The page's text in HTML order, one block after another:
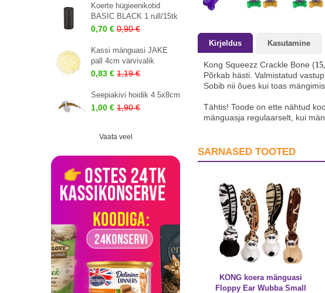
Koerte hügieenikotid
BASIC BLACK 1 rull/15tk
0,70 € 0,90 €
Kassi mänguasi JAKE
pall 4cm värvivalik
0,83 € 1,19 €
Seepiakivi hoidik 4.5x8cm
1,00 € 1,90 €
Vaata veel
Kirjeldus Kasutamine
Kong Squeezz Crackle Bone (
Põrkab hästi. Valmistatud
Sobib nii õues kui toas
Tähtis! Toode on ette nähtud
mänguasja regulaarselt, kui
SARNASED TOOTED
KONG koera mänguasi
Floppy Ear Wubba Small